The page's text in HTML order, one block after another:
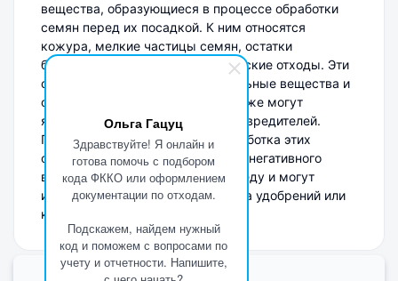
Ольга Гацуц
Здравствуйте! Я онлайн и
готова помочь с подбором
кода ФККО или оформлением
документации по отходам.
Подскажем, найдем нужный
код и поможем с вопросами по
учету и отчетности. Напишите,
вещества, образующиеся в процессе обработки
семян перед их посадкой. К ним относятся
кожура, мелкие частицы семян, остатки
биоматериала и другие органические отходы. Эти
отходы могут содержать питательные вещества и
органические соединения, но также могут
являться источником болезней и вредителей.
Правильная утилизация и переработка этих
отходов способствуют снижению негативного
воздействия на окружающую среду и могут
использоваться для производства удобрений или
кормов для животных.